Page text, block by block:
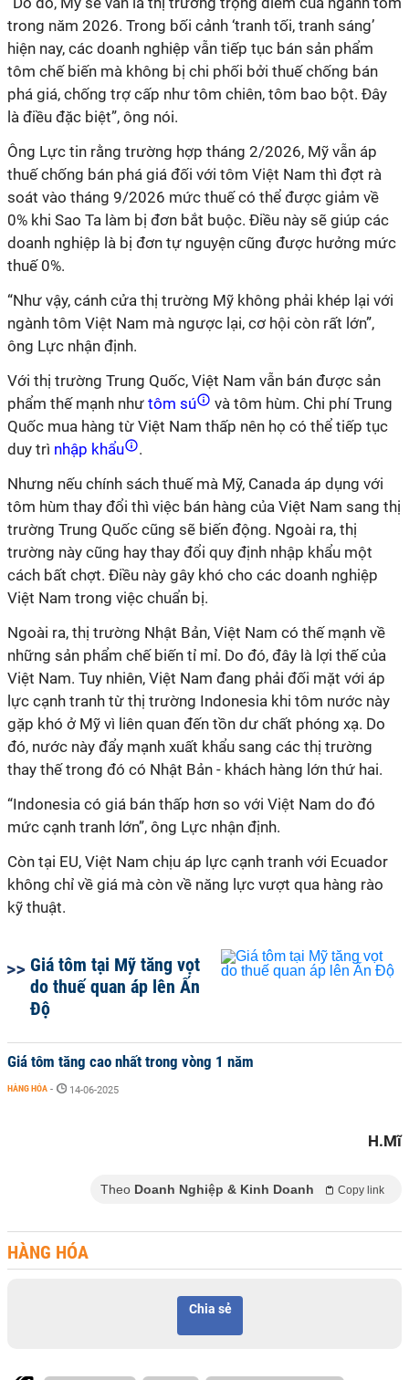
trong năm 2026. Trong bối cảnh ‘tranh tối, tranh sáng’
hiện nay, các doanh nghiệp vẫn tiếp tục bán sản phẩm
tôm chế biến mà không bị chi phối bởi thuế chống bán
phá giá, chống trợ cấp như tôm chiên, tôm bao bột. Đây
là điều đặc biệt”, ông nói.
Ông Lực tin rằng trường hợp tháng 2/2026, Mỹ vẫn áp
thuế chống bán phá giá đối với tôm Việt Nam thì đợt rà
soát vào tháng 9/2026 mức thuế có thể được giảm về
0% khi Sao Ta làm bị đơn bắt buộc. Điều này sẽ giúp các
doanh nghiệp là bị đơn tự nguyện cũng được hưởng mức
thuế 0%.
“Như vậy, cánh cửa thị trường Mỹ không phải khép lại với
ngành tôm Việt Nam mà ngược lại, cơ hội còn rất lớn”,
ông Lực nhận định.
Với thị trường Trung Quốc, Việt Nam vẫn bán được sản
phẩm thế mạnh như tôm sú
và tôm hùm. Chi phí Trung
Quốc mua hàng từ Việt Nam thấp nên họ có thể tiếp tục
duy trì nhập khẩu
.
Nhưng nếu chính sách thuế mà Mỹ, Canada áp dụng với
tôm hùm thay đổi thì việc bán hàng của Việt Nam sang thị
trường Trung Quốc cũng sẽ biến động. Ngoài ra, thị
trường này cũng hay thay đổi quy định nhập khẩu một
cách bất chợt. Điều này gây khó cho các doanh nghiệp
Việt Nam trong việc chuẩn bị.
Ngoài ra, thị trường Nhật Bản, Việt Nam có thế mạnh về
những sản phẩm chế biến tỉ mỉ. Do đó, đây là lợi thế của
Việt Nam. Tuy nhiên, Việt Nam đang phải đối mặt với áp
lực cạnh tranh từ thị trường Indonesia khi tôm nước này
gặp khó ở Mỹ vì liên quan đến tồn dư chất phóng xạ. Do
đó, nước này đẩy mạnh xuất khẩu sang các thị trường
thay thế trong đó có Nhật Bản - khách hàng lớn thứ hai.
“Indonesia có giá bán thấp hơn so với Việt Nam do đó
mức cạnh tranh lớn”, ông Lực nhận định.
Còn tại EU, Việt Nam chịu áp lực cạnh tranh với Ecuador
không chỉ về giá mà còn về năng lực vượt qua hàng rào
kỹ thuật.
Giá tôm tại Mỹ tăng vọt
do thuế quan áp lên Ấn
Độ
Giá tôm tăng cao nhất trong vòng 1 năm
HÀNG HÓA - 14-06-2025
H.Mĩ
Theo Doanh Nghiệp & Kinh Doanh Copy link
HÀNG HÓA
Chia sẻ